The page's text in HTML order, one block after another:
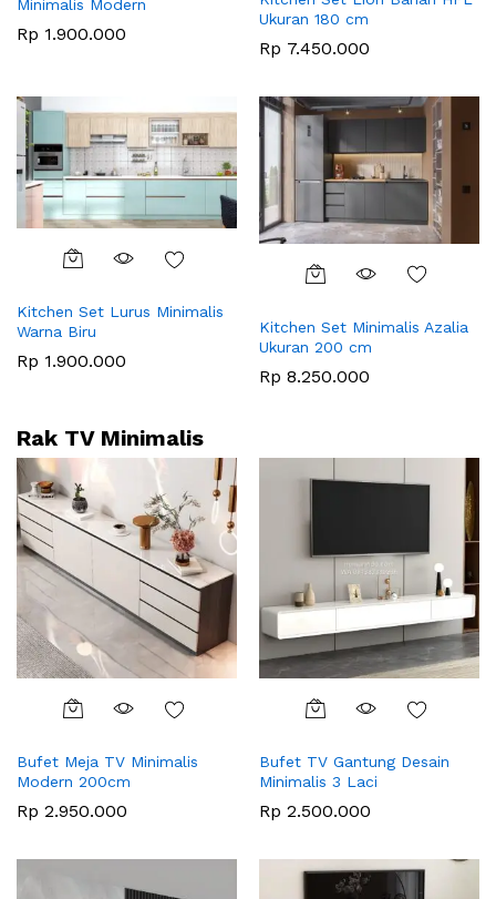
Minimalis Modern
Rp 1.900.000
Ukuran 180 cm
Rp 7.450.000
Kitchen Set Lurus Minimalis
Warna Biru
Rp 1.900.000
Kitchen Set Minimalis Azalia
Ukuran 200 cm
Rp 8.250.000
Rak TV Minimalis
Bufet Meja TV Minimalis
Modern 200cm
Rp 2.950.000
Bufet TV Gantung Desain
Minimalis 3 Laci
Rp 2.500.000